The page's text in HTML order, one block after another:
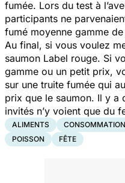
fumée. Lors du test à
participants ne
fumé moyenne gamme
Au final, si vous voulez
saumon Label rouge. Si
gamme ou un petit prix,
sur une truite fumée qui
prix que le saumon. Il y a
invités n’y voient que du
ALIMENTS CONSOMMATION
POISSON
FÊTE